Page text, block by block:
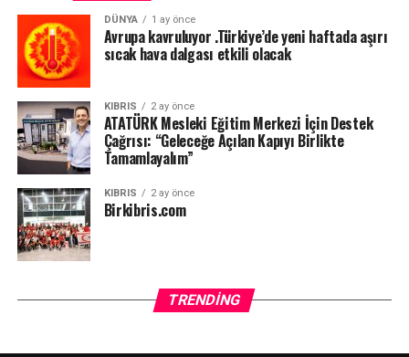
DÜNYA 1 ay önce
Avrupa kavruluyor .Türkiye’de yeni haftada aşırı
sıcak hava dalgası etkili olacak
KIBRIS 2 ay önce
ATATÜRK Mesleki Eğitim Merkezi İçin Destek
Çağrısı: “Geleceğe Açılan Kapıyı Birlikte
Tamamlayalım”
KIBRIS 2 ay önce
Birkibris.com
TRENDING